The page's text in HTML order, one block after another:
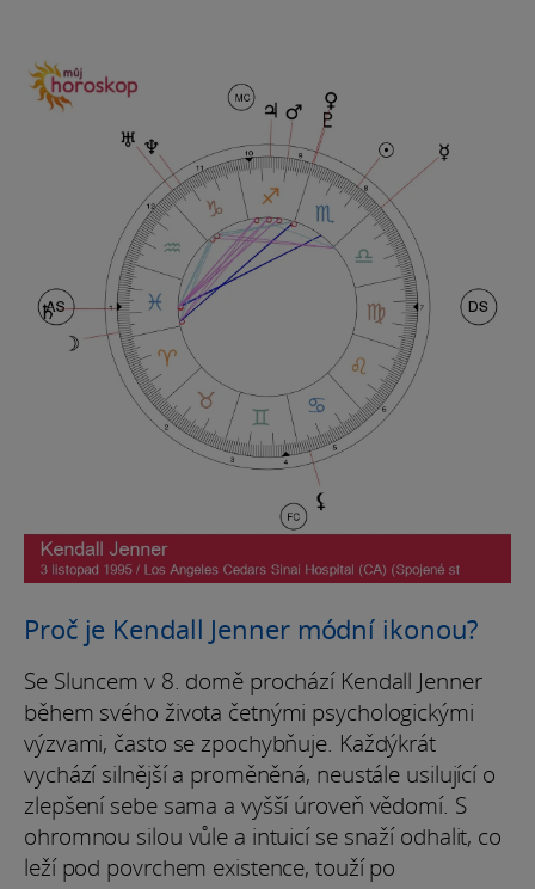
Proč je Kendall Jenner módní ikonou?
Se Sluncem v 8. domě prochází Kendall Jenner
během svého života četnými psychologickými
výzvami, často se zpochybňuje. Každýkrát
vychází silnější a proměněná, neustále usilující o
zlepšení sebe sama a vyšší úroveň vědomí. S
ohromnou silou vůle a intuicí se snaží odhalit, co
leží pod povrchem existence, touží po